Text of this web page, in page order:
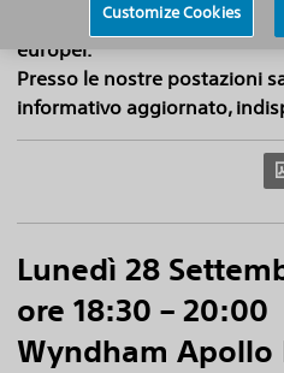
grave, cui daranno il loro
europei.
Presso le nostre postazioni
informativo aggiornato,
Lunedì 28
ore 18:30 – 20:00
Wyndham Apollo
Customize Cookies